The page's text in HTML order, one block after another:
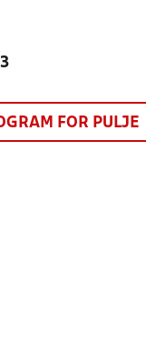
FOR PULJE